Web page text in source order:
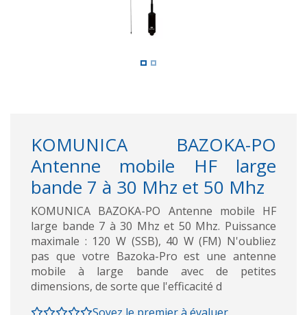
KOMUNICA BAZOKA-PO
Antenne mobile HF large
bande 7 à 30 Mhz et 50 Mhz
KOMUNICA BAZOKA-PO Antenne mobile HF
large bande 7 à 30 Mhz et 50 Mhz. Puissance
maximale : 120 W (SSB), 40 W (FM) N'oubliez
pas que votre Bazoka-Pro est une antenne
mobile à large bande avec de petites
dimensions, de sorte que l'efficacité d